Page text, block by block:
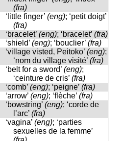
(fra)
‘little finger’ (eng); ‘petit doigt’
(fra)
‘bracelet’ (eng); ‘bracelet’ (fra)
‘shield’ (eng); ‘bouclier’ (fra)
‘village visted, Peitoko’ (eng);
‘nom du village visité’ (fra)
‘belt for a sword’ (eng);
‘ceinture de cris’ (fra)
‘comb’ (eng); ‘peigne’ (fra)
‘arrow’ (eng); ‘flèche’ (fra)
‘bowstring’ (eng); ‘corde de
l’arc’ (fra)
‘vagina’ (eng); ‘parties
sexuelles de la femme’